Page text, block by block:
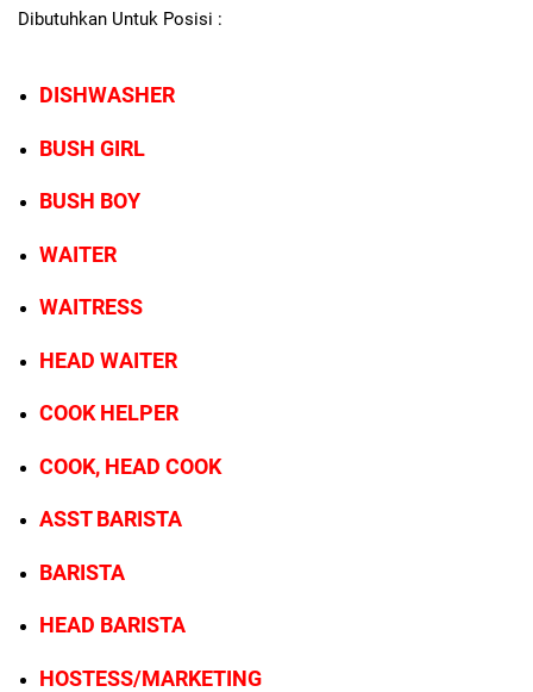
Dibutuhkan Untuk Posisi :
DISHWASHER
BUSH GIRL
BUSH BOY
WAITER
WAITRESS
HEAD WAITER
COOK HELPER
COOK, HEAD COOK
ASST BARISTA
BARISTA
HEAD BARISTA
HOSTESS/MARKETING